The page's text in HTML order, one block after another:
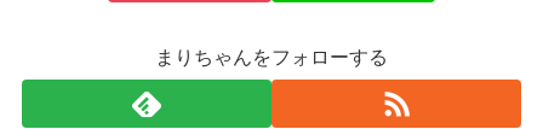
まりちゃんをフォローする